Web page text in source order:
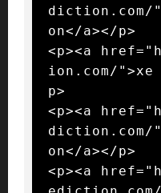
diction.com/
on</a></p>
<p><a
ion.com/
p>
<p><a
diction.com/
on</a></p>
<p><a